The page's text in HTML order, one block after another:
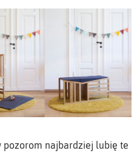
pozorom najbardziej lubię te